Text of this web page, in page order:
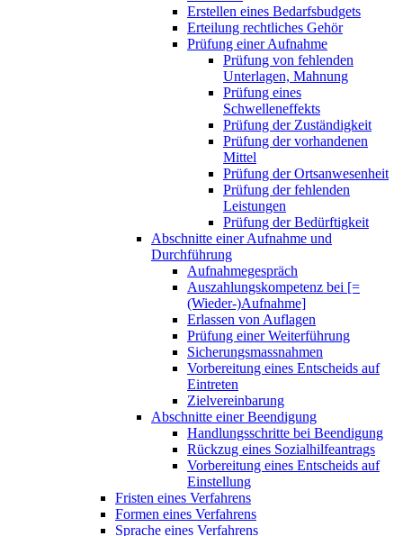
Erstellen eines Bedarfsbudgets
Erteilung rechtliches Gehör
Prüfung einer Aufnahme
Prüfung von fehlenden
Unterlagen, Mahnung
Prüfung eines
Schwelleneffekts
Prüfung der Zuständigkeit
Prüfung der vorhandenen
Mittel
Prüfung der Ortsanwesenheit
Prüfung der fehlenden
Leistungen
Prüfung der Bedürftigkeit
Abschnitte einer Aufnahme und
Durchführung
Aufnahmegespräch
Auszahlungskompetenz bei [=
(Wieder-)Aufnahme]
Erlassen von Auflagen
Prüfung einer Weiterführung
Sicherungsmassnahmen
Vorbereitung eines Entscheids auf
Eintreten
Zielvereinbarung
Abschnitte einer Beendigung
Handlungsschritte bei Beendigung
Rückzug eines Sozialhilfeantrags
Vorbereitung eines Entscheids auf
Einstellung
Fristen eines Verfahrens
Formen eines Verfahrens
Sprache eines Verfahrens